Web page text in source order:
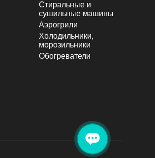
Стиральные и
сушильные машины
Аэрогрили
Холодильники,
морозильники
Обогреватели